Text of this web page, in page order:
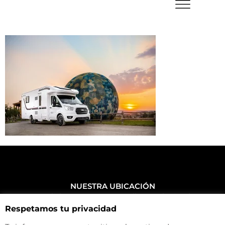
NUESTRA UBICACIÓN
Haz click aquí y mira como llegar a la tienda
CONTACTA CON NOSOTROS
+34 972 500 449
Respetamos tu privacidad